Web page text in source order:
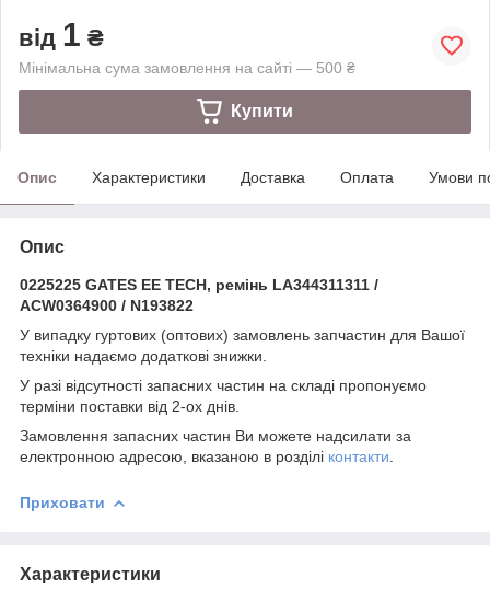
від 1 ₴
Мінімальна сума замовлення на сайті — 500 ₴
Купити
Опис Характеристики Доставка Оплата Умови
Опис
0225225 GATES EE TECH, ремінь LA344311311 /
ACW0364900 / N193822
У випадку гуртових (оптових) замовлень запчастин для Вашої
техніки надаємо додаткові знижки.
У разі відсутності запасних частин на складі пропонуємо
терміни поставки від 2-ох днів.
Замовлення запасних частин Ви можете надсилати за
електронною адресою, вказаною в розділі контакти
Приховати
Характеристики